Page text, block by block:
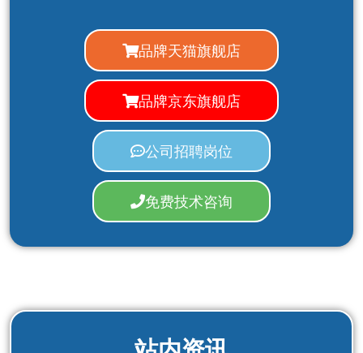
品牌天猫旗舰店
品牌京东旗舰店
公司招聘岗位
免费技术咨询